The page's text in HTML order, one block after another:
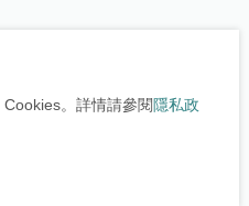
。詳情請參閱隱私政